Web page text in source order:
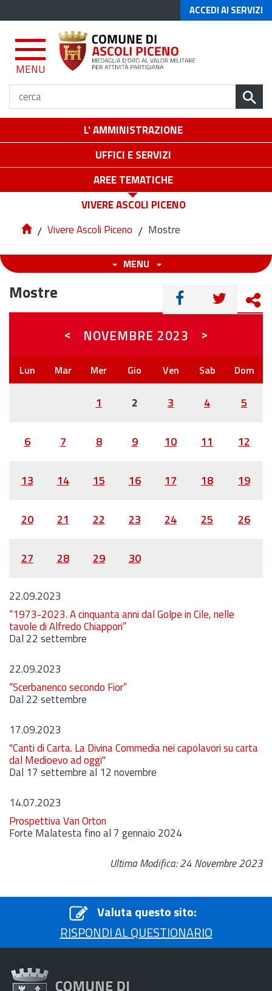
ACCEDI AI SERVIZI
MENU
L' AMMINISTRAZIONE
UFFICI E SERVIZI
AREE TEMATICHE
VIVERE ASCOLI PICENO
/ Vivere Ascoli Piceno / Mostre
MENU
CONDIVIDI
Mostre
< NOVEMBRE 2023 >
1 2 3 4 5
6 7 8 9 10 11 12
13 14 15 16 17 18 19
20 21 22 23 24 25 26
27 28 29 30
22.09.2023
“1973-2023. A cinquanta anni dal Golpe in Cile, nelle
tavole di Alfredo Chiappori”
Dal 22 settembre
22.09.2023
“Scerbanenco secondo Fior”
Dal 22 settembre
17.09.2023
"Canti di Carta. La Divina Commedia nei capolavori su carta
dal Medioevo ad oggi"
Dal 17 settembre al 12 novembre
14.07.2023
Prospettiva Van Orton
Forte Malatesta fino al 7 gennaio 2024
Ultima Modifica: 24 Novembre 2023
Valuta questo sito:
RISPONDI AL QUESTIONARIO